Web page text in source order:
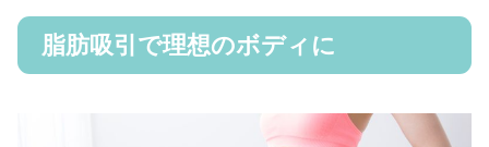
脂肪吸引で理想のボディに